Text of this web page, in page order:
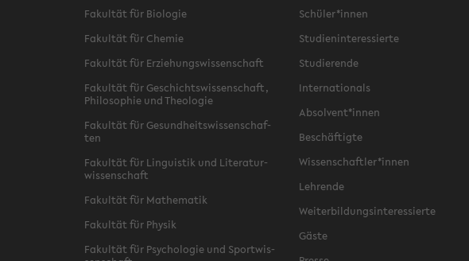
Fa­kul­tät für Bio­lo­gie
Fa­kul­tät für Che­mie
Fa­kul­tät für Er­zie­hungs­wis­sen­schaft
Fa­kul­tät für Ge­schichts­wis­sen­schaft,
Phi­lo­so­phie und Theo­lo­gie
Fa­kul­tät für Ge­sund­heits­wis­sen­schaf­
ten
Fa­kul­tät für Lin­gu­is­tik und Li­te­ra­tur­
wis­sen­schaft
Fa­kul­tät für Ma­the­ma­tik
Fa­kul­tät für Phy­sik
Fa­kul­tät für Psy­cho­lo­gie und Sport­wis­
Schü­ler*innen
Stu­di­en­in­ter­es­sier­te
Stu­die­ren­de
In­ter­na­tio­nals
Ab­sol­vent*innen
Be­schäf­tig­te
Wis­sen­schaft­ler*innen
Leh­ren­de
Wei­ter­bil­dungs­in­ter­es­sier­te
Gäste